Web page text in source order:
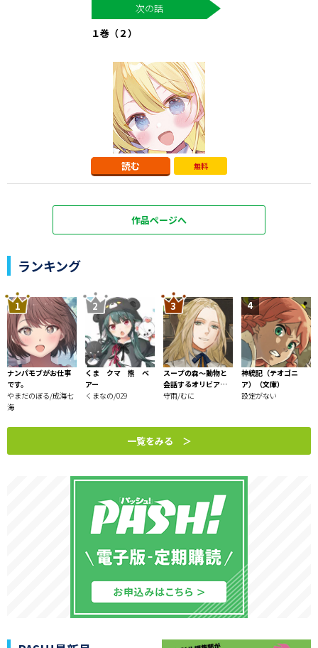
１巻（２）
読む 無料
作品ページへ
ランキング
ナンパモブがお仕事
です。
やまだのぼる/成海七
海
くま クマ 熊 ベ
アー
くまなの/029
スープの森～動物と
会話するオリビアと
元傭兵アーサーの物
守雨/むに
神統記（テオゴニ
ア）（文庫）
設定がない
一覧をみる ＞